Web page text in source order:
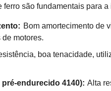
ferro são fundamentais para
Bom amortecimento de
motores.
boa tenacidade,
endurecido 4140): Alta